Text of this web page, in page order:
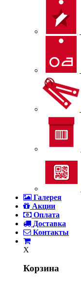
Галерея
Акции
Оплата
Доставка
Контакты
X
Корзина